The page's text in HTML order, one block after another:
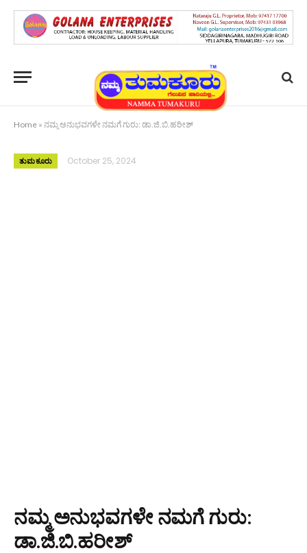
Home » ನಮ್ಮ ಅನುಭವಗಳೇ ನಮಗೆ ಗುರು: ಡಾ.ಜಿ.ಬಿ.ಹರೀಶ್
ತುಮಕೂರು October 25, 2024
ನಮ್ಮ ಅನುಭವಗಳೇ ನಮಗೆ ಗುರು:
ಡಾ.ಜಿ.ಬಿ.ಹರೀಶ್